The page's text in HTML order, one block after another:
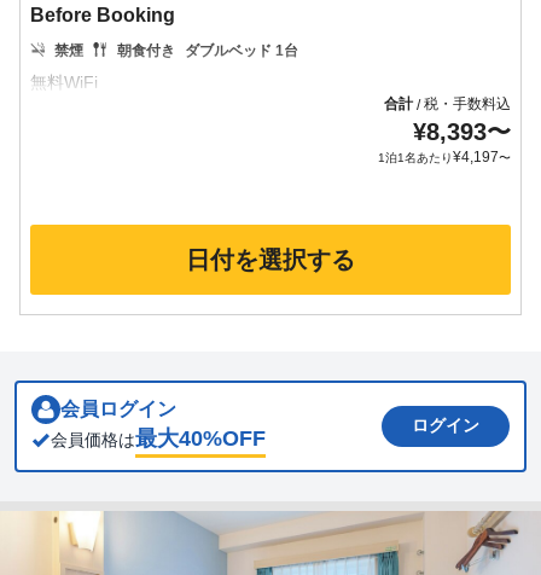
Before Booking
禁煙 朝食付き ダブルベッド 1台
合計/税・手数料込
¥8,393〜
1泊1名あたり¥4,197〜
日付を選択する
会員ログイン
会員価格は最大40%OFF
ログイン